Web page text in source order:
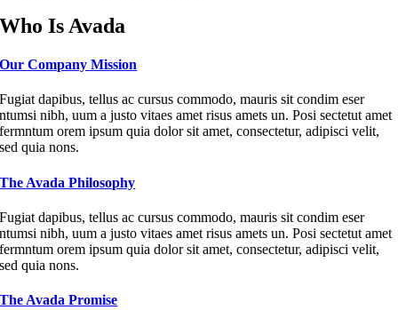
Who Is Avada
Our Company Mission
Fugiat dapibus, tellus ac cursus commodo, mauris sit condim eser
ntumsi nibh, uum a justo vitaes amet risus amets un. Posi sectetut amet
fermntum orem ipsum quia dolor sit amet, consectetur, adipisci velit,
sed quia nons.
The Avada Philosophy
Fugiat dapibus, tellus ac cursus commodo, mauris sit condim eser
ntumsi nibh, uum a justo vitaes amet risus amets un. Posi sectetut amet
fermntum orem ipsum quia dolor sit amet, consectetur, adipisci velit,
sed quia nons.
The Avada Promise